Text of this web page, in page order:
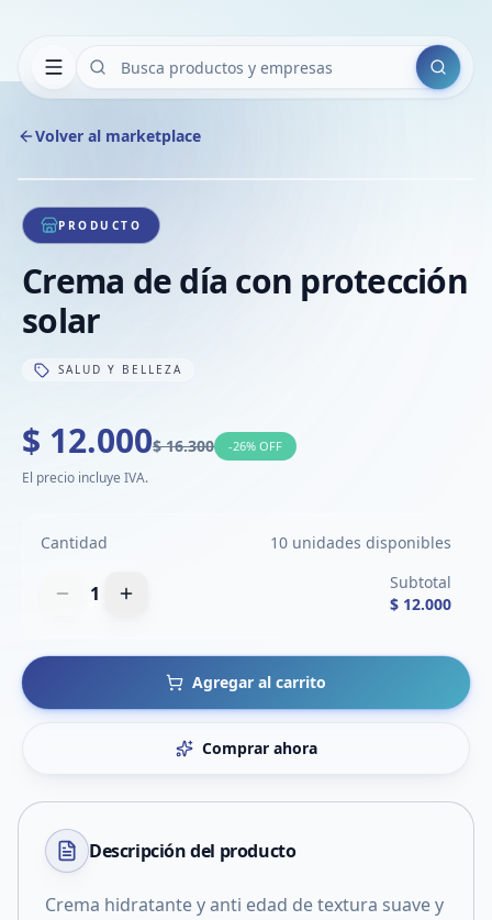
Buscar
Volver al marketplace
1/1
PRODUCTO
Crema de día con protección
solar
SALUD Y BELLEZA
$ 12.000$ 16.300 -26% OFF
El precio incluye IVA.
Cantidad 10 unidades disponibles
1
Subtotal
$ 12.000
Agregar al carrito
Comprar ahora
Descripción del producto
Crema hidratante y anti edad de textura suave y